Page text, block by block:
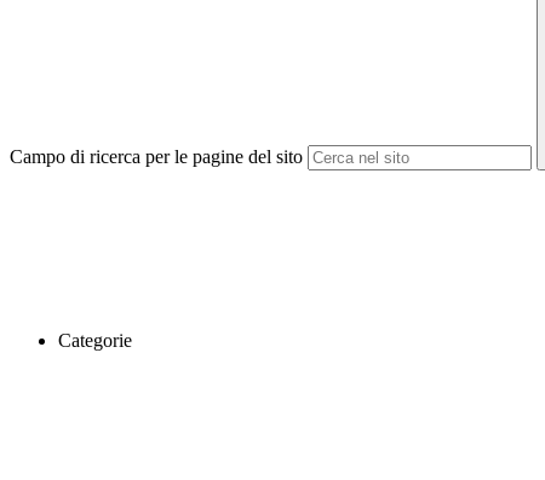
Campo di ricerca per le pagine del sito
Categorie